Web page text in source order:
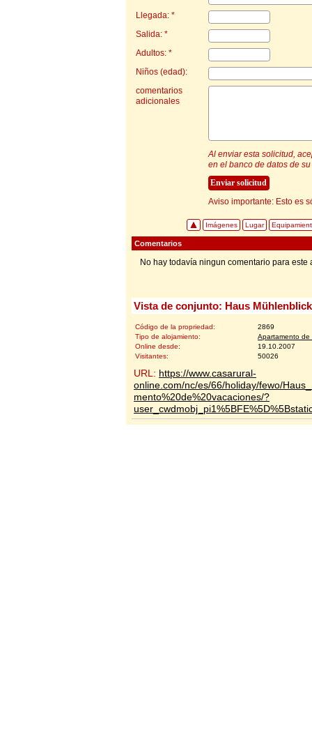
Llegada: *
Salida: *
Adultos: *
Niños (edad):
comentarios
adicionales
Al enviar esta solicitud,
en el banco de datos de
Aviso importante: Esto es
Imágenes Lugar
Comentarios
No hay todavía ningun comentario para este
Vista de conjunto: Haus Mühlenblick
Código de la propriedad:
2869
Tipo de alojamiento:
Apartamento de
Online desde:
19.10.2007
Visitantes:
50026
URL: https://www.casarural-
online.com/nc/es/66/holiday/fewo/
mento%20de%20vacaciones/?